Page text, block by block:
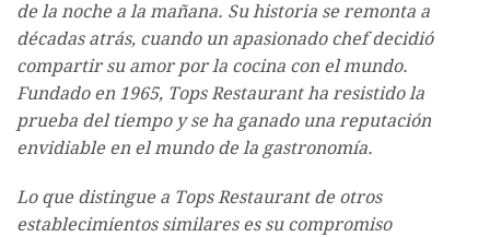
de la noche a la mañana. Su historia se remonta a
décadas atrás, cuando un apasionado chef decidió
compartir su amor por la cocina con el mundo.
Fundado en 1965, Tops Restaurant ha resistido la
prueba del tiempo y se ha ganado una reputación
envidiable en el mundo de la gastronomía.
Lo que distingue a Tops Restaurant de otros
establecimientos similares es su compromiso